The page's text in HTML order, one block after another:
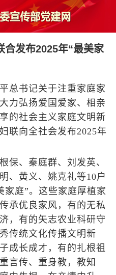
合发布2025年“最美家
书记关于注重家庭家
力弘扬爱国爱家、相亲
的社会主义家庭文明新
联向全社会发布2025年
、秦庭群、刘发英、
、黄义、姚克礼等10户
家庭”。这些家庭厚植家
承优良家风，有的无私
，有的矢志农业科研守
传统文化传播文明新
成长成才，有的扎根祖
言传、重身教，教知